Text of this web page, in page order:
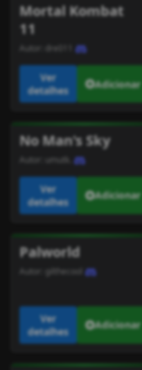
Mortal Kombat
11
Autor: dre011
Ver
detalhes
Adicionar
No Man's Sky
Autor: umutk.
Ver
detalhes
Adicionar
Palworld
Autor: gilthecool
Ver
detalhes
Adicionar